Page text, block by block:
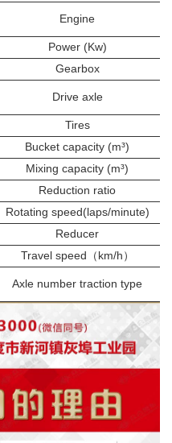
Engine
Power (Kw)
Gearbox
Drive axle
Tires
Bucket capacity (m³)
Mixing capacity (m³)
Reduction ratio
Rotating speed(laps/minute)
Reducer
Travel speed（km/h）
Axle number traction type